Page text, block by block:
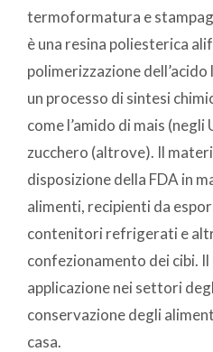
termoformatura e
è una resina poliesterica
polimerizzazione
un processo di sintesi
come l’amido di mais (negli
zucchero (altrove). Il
disposizione della FDA in
alimenti, recipienti da
contenitori refrigerati e
confezionamento dei cibi.
applicazione nei settori
conservazione degli
casa.